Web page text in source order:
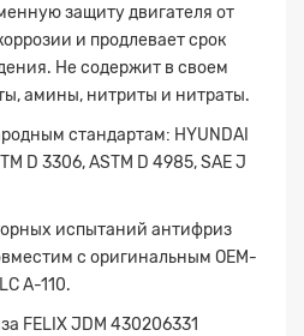
защиту двигателя от
и продлевает срок
Не содержит в своем
амины, нитриты и нитраты.
стандартам: HYUNDAI
D 3306, ASTM D 4985, SAE J
испытаний антифриз
с оригинальным OEM-
A-110.
FELIX JDM 430206331